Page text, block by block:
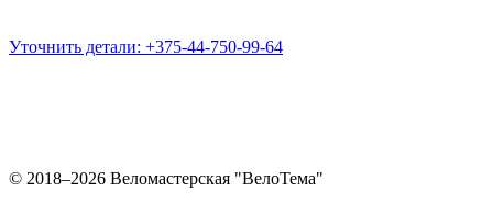
Уточнить детали: +375-44-750-99-64
© 2018–2026 Веломастерская "ВелоТема"